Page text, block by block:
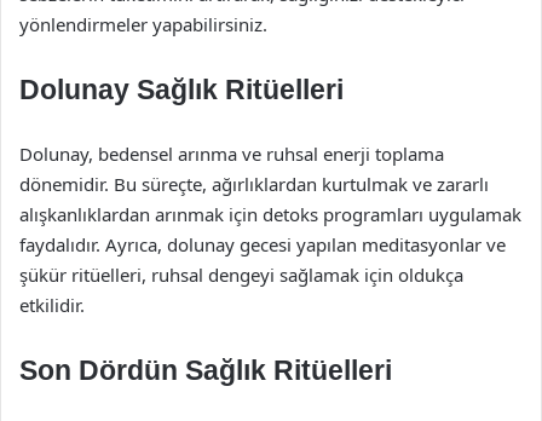
yönlendirmeler yapabilirsiniz.
Dolunay Sağlık Ritüelleri
Dolunay, bedensel arınma ve ruhsal enerji toplama
dönemidir. Bu süreçte, ağırlıklardan kurtulmak ve zararlı
alışkanlıklardan arınmak için detoks programları uygulamak
faydalıdır. Ayrıca, dolunay gecesi yapılan meditasyonlar ve
şükür ritüelleri, ruhsal dengeyi sağlamak için oldukça
etkilidir.
Son Dördün Sağlık Ritüelleri